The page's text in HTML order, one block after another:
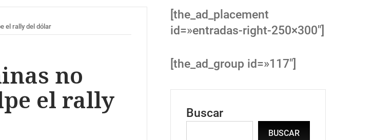
el rally del dólar
no
el rally
[the_ad_placement
id=»entradas-right-250×300″]
[the_ad_group id=»117″]
Buscar
BUSCAR